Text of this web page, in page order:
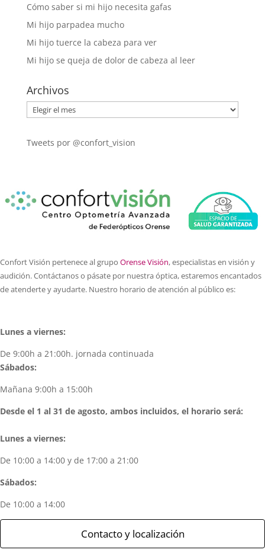
Cómo saber si mi hijo necesita gafas
Mi hijo parpadea mucho
Mi hijo tuerce la cabeza para ver
Mi hijo se queja de dolor de cabeza al leer
Archivos
Archivos
Tweets por @confort_vision
Confort Visión pertenece al grupo Orense Visión, especialistas en visión y
audición. Contáctanos o pásate por nuestra óptica, estaremos encantados
de atenderte y ayudarte. Nuestro horario de atención al público es:
Lunes a viernes:
De 9:00h a 21:00h. jornada continuada
Sábados:
Mañana 9:00h a 15:00h
Desde el 1 al 31 de agosto, ambos incluidos, el horario será:
Lunes a viernes:
De 10:00 a 14:00 y de 17:00 a 21:00
Sábados:
De 10:00 a 14:00
Contacto y localización